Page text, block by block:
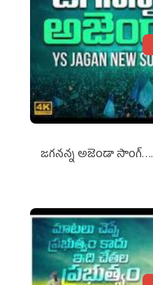
జగనన్న అజెండా సాంగ్….